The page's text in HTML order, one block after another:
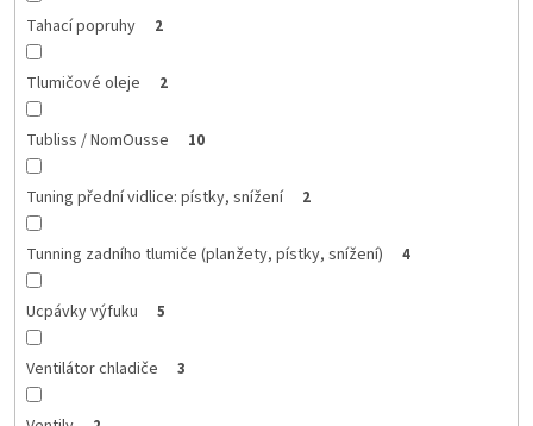
Tahací popruhy 2
Tlumičové oleje 2
Tubliss / NomOusse 10
Tuning přední vidlice: pístky, snížení 2
Tunning zadního tlumiče (planžety, pístky, snížení) 4
Ucpávky výfuku 5
Ventilátor chladiče 3